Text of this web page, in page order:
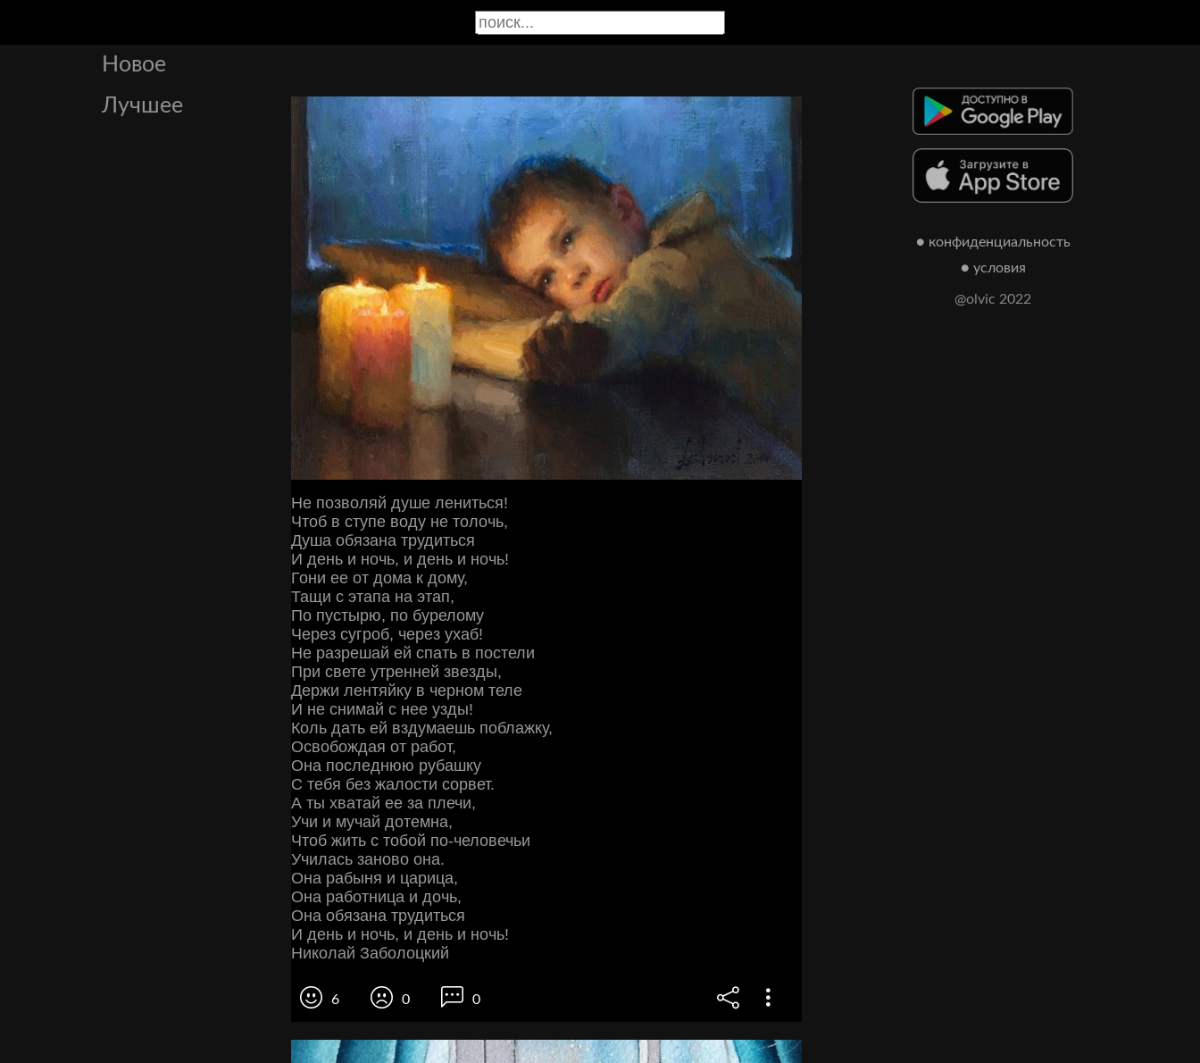
Новое
Лучшее
Не позволяй душе лениться!
Чтоб в ступе воду не толочь,
Душа обязана трудиться
И день и ночь, и день и ночь!
Гони ее от дома к дому,
Тащи с этапа на этап,
По пустырю, по бурелому
Через сугроб, через ухаб!
Не разрешай ей спать в постели
При свете утренней звезды,
Держи лентяйку в черном теле
И не снимай с нее узды!
Коль дать ей вздумаешь поблажку,
Освобождая от работ,
Она последнюю рубашку
С тебя без жалости сорвет.
А ты хватай ее за плечи,
Учи и мучай дотемна,
Чтоб жить с тобой по-человечьи
Училась заново она.
Она рабыня и царица,
Она работница и дочь,
Она обязана трудиться
И день и ночь, и день и ночь!
Николай Заболоцкий
6 0 0
● конфиденциальность
● условия
@olvic 2022